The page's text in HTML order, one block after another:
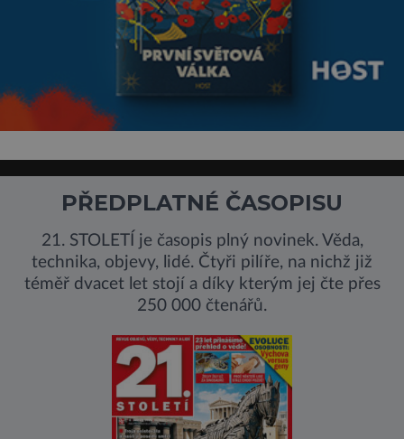
PŘEDPLATNÉ ČASOPISU
21. STOLETÍ je časopis plný novinek. Věda,
technika, objevy, lidé. Čtyři pilíře, na nichž již
téměř dvacet let stojí a díky kterým jej čte přes
250 000 čtenářů.